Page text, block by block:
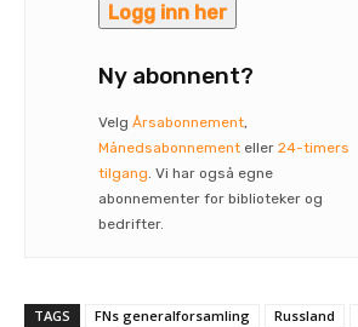
Logg inn her
Ny abonnent?
Velg Årsabonnement,
Månedsabonnement eller 24-timers
tilgang. Vi har også egne
abonnementer for biblioteker og
bedrifter.
TAGS FNs generalforsamling Russland